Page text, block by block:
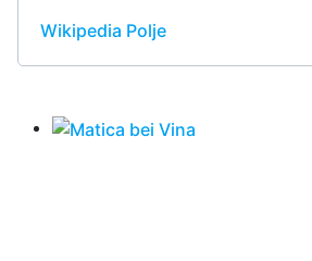
Wikipedia Polje